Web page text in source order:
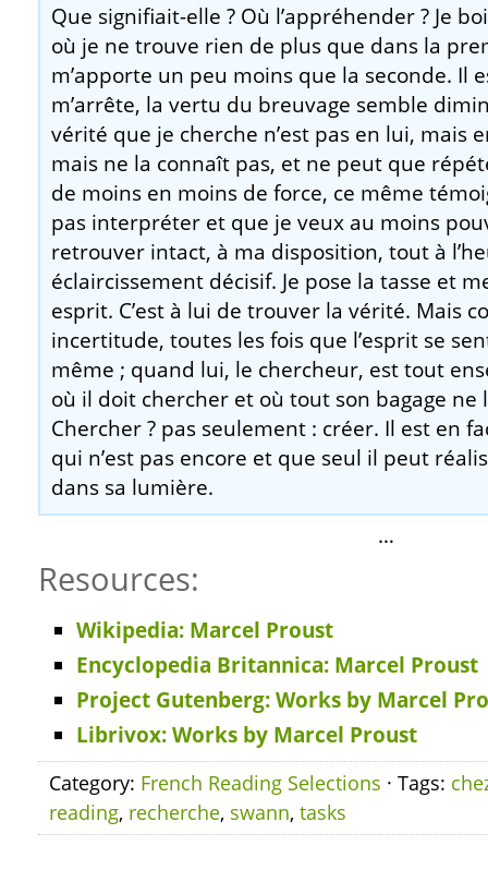
Que signifiait-elle ? Où l’appréhender ? Je
où je ne trouve rien de plus que dans la
m’apporte un peu moins que la seconde. Il
m’arrête, la vertu du breuvage semble
vérité que je cherche n’est pas en lui, mais
mais ne la connaît pas, et ne peut que
de moins en moins de force, ce même
pas interpréter et que je veux au moins
retrouver intact, à ma disposition, tout à
éclaircissement décisif. Je pose la tasse et
esprit. C’est à lui de trouver la vérité. Mais
incertitude, toutes les fois que l’esprit se
même ; quand lui, le chercheur, est tout
où il doit chercher et où tout son bagage ne
Chercher ? pas seulement : créer. Il est en
qui n’est pas encore et que seul il peut
dans sa lumière.
…
Resources:
Wikipedia: Marcel Proust
Encyclopedia Britannica: Marcel Proust
Project Gutenberg: Works by Marcel
Librivox: Works by Marcel Proust
Category: French Reading Selections · Tags:
reading, recherche, swann, tasks